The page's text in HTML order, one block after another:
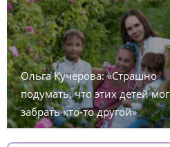
Ольга Кучерова: «Страшно
подумать, что этих детей мог
забрать кто-то другой»